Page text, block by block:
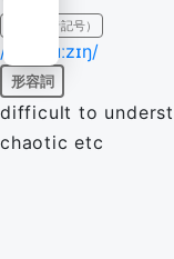
IPA（発音記号）
/kənˈfjuːzɪŋ/
形容詞
difficult to
chaotic etc